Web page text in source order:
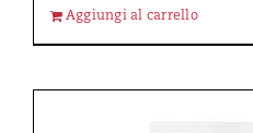
Aggiungi al carrello